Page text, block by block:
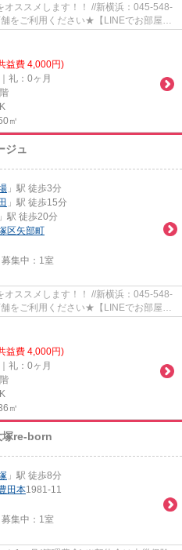
オススメします！！ //新横浜：045-548-
をご利用ください★【LINEでお部屋探
益費 4,000円)
礼：0ヶ月
㎡
ジュ
」駅 徒歩3分
」駅 徒歩15分
」駅 徒歩20分
区矢部町
集中： 1室
オススメします！！ //新横浜：045-548-
をご利用ください★【LINEでお部屋探
益費 4,000円)
礼：0ヶ月
㎡
塚re-born
」駅 徒歩8分
田本1981-11
集中： 1室